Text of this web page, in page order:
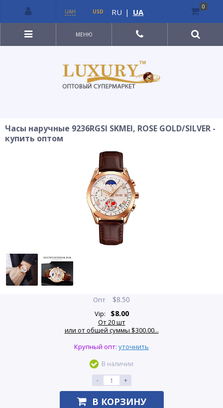
МЕНЮ
Часы наручные 9236RGSI SKMEI, ROSE GOLD/SILVER -
купить оптом
Опт $8.50
Vip: $8.00
От 20 шт
или от общей суммы $300.00...
Крупный опт: уточнить
В наличии
-
+
В КОРЗИНУ
UAH USD RU | UA
0